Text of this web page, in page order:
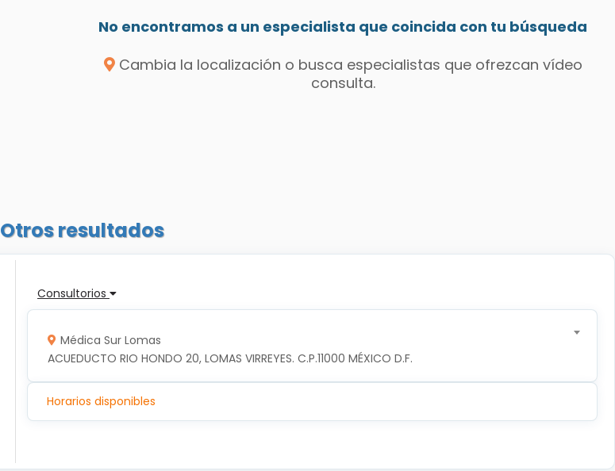
No encontramos a un especialista que coincida con tu búsqueda
Cambia la localización o busca especialistas que ofrezcan vídeo
consulta.
Otros resultados
Consultorios
Médica Sur Lomas
ACUEDUCTO RIO HONDO 20, LOMAS VIRREYES. C.P.11000 MÉXICO D.F.
Horarios disponibles